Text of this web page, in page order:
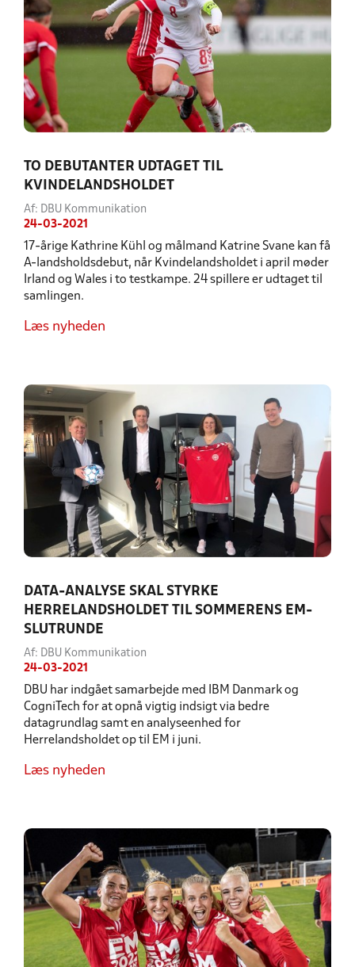
TO DEBUTANTER UDTAGET TIL
KVINDELANDSHOLDET
Af: DBU Kommunikation
24-03-2021
17-årige Kathrine Kühl og målmand Katrine Svane kan få
A-landsholdsdebut, når Kvindelandsholdet i april møder
Irland og Wales i to testkampe. 24 spillere er udtaget til
samlingen.
Læs nyheden
DATA-ANALYSE SKAL STYRKE
HERRELANDSHOLDET TIL SOMMERENS EM-
SLUTRUNDE
Af: DBU Kommunikation
24-03-2021
DBU har indgået samarbejde med IBM Danmark og
CogniTech for at opnå vigtig indsigt via bedre
datagrundlag samt en analyseenhed for
Herrelandsholdet op til EM i juni.
Læs nyheden